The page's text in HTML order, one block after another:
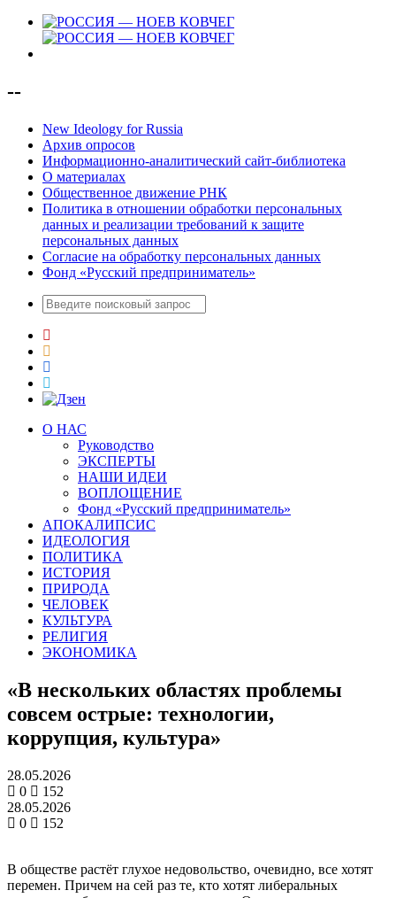
--
New Ideology for Russia
Архив опросов
Информационно-аналитический сайт-библиотека
О материалах
Общественное движение РНК
Политика в отношении обработки персональных
данных и реализации требований к защите
персональных данных
Согласие на обработку персональных данных
Фонд «Русский предприниматель»
О НАС
Руководство
ЭКСПЕРТЫ
НАШИ ИДЕИ
ВОПЛОЩЕНИЕ
Фонд «Русский предприниматель»
АПОКАЛИПСИС
ИДЕОЛОГИЯ
ПОЛИТИКА
ИСТОРИЯ
ПРИРОДА
ЧЕЛОВЕК
КУЛЬТУРА
РЕЛИГИЯ
ЭКОНОМИКА
«В нескольких областях проблемы
совсем острые: технологии,
коррупция, культура»
28.05.2026
0
152
28.05.2026
0
152
В обществе растёт глухое недовольство, очевидно, все хотят
перемен. Причем на сей раз те, кто хотят либеральных